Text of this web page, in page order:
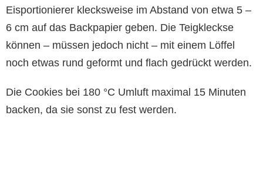
Eisportionierer klecksweise im Abstand von etwa 5 –
6 cm auf das Backpapier geben. Die Teigkleckse
können – müssen jedoch nicht – mit einem Löffel
noch etwas rund geformt und flach gedrückt werden.
Die Cookies bei 180 °C Umluft maximal 15 Minuten
backen, da sie sonst zu fest werden.